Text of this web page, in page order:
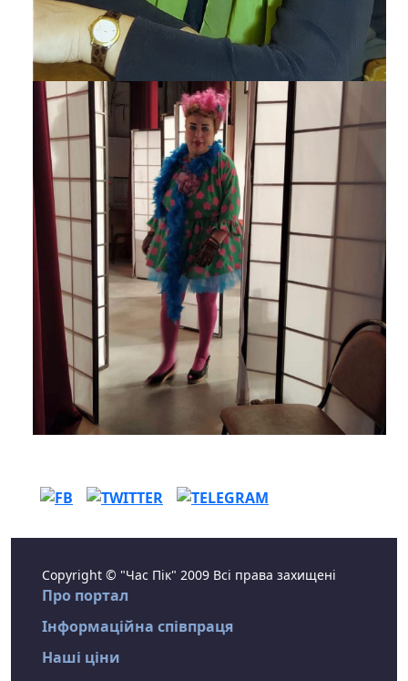
Copyright © "Час Пік" 2009 Всі права захищені
Про портал
Інформаційна співпраця
Наші ціни